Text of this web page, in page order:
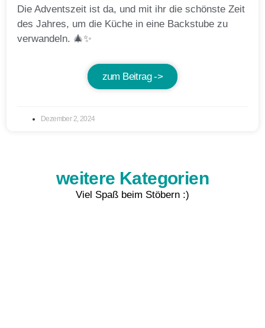
Die Adventszeit ist da, und mit ihr die schönste Zeit
des Jahres, um die Küche in eine Backstube zu
verwandeln. 🎄✨
zum Beitrag ->
Dezember 2, 2024
weitere Kategorien
Viel Spaß beim Stöbern :)